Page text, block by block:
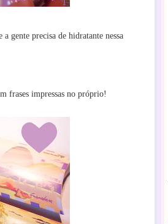
gente precisa de hidratante nessa
frases impressas no próprio!